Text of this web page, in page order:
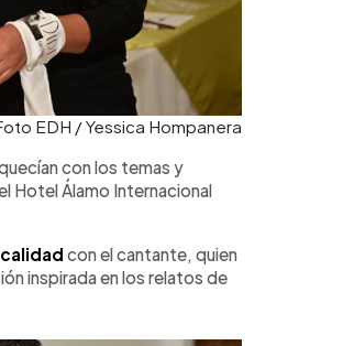
EDH / Yessica Hompanera
con los temas y
Hotel Álamo Internacional
calidad con el cantante, quien
inspirada en los relatos de